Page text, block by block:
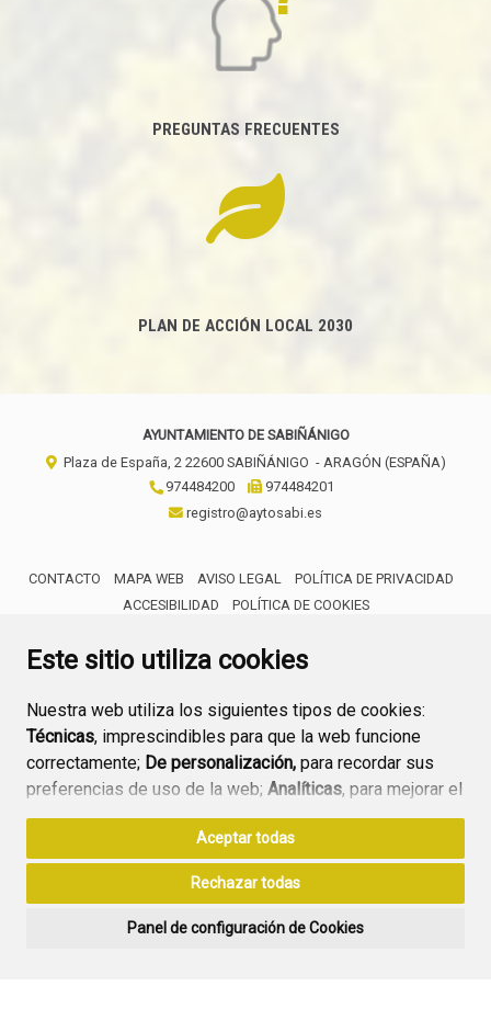
Este sitio utiliza cookies
Nuestra web utiliza los siguientes tipos de cookies:
Técnicas, imprescindibles para que la web funcione
correctamente; De personalización, para recordar sus
preferencias de uso de la web; Analíticas, para mejorar el
funcionamiento de la web y sus servicios.
Si acepta pulsando el botón“Aceptar todas”
consideramos que acepta su uso. Si pulsa el botón
ninguna acción, se guardarán las cookies técnicas
Aceptar todas
Rechazar todas
Panel de configuración de Cookies
PREGUNTAS FRECUENTES
PLAN DE ACCIÓN LOCAL 2030
AYUNTAMIENTO DE SABIÑÁNIGO
Plaza de España, 2 22600 SABIÑÁNIGO - ARAGÓN (ESPAÑA)
974484200
974484201
registro@aytosabi.es
CONTACTO MAPA WEB AVISO LEGAL
POLÍTICA DE PRIVACIDAD
ACCESIBILIDAD
POLÍTICA DE COOKIES